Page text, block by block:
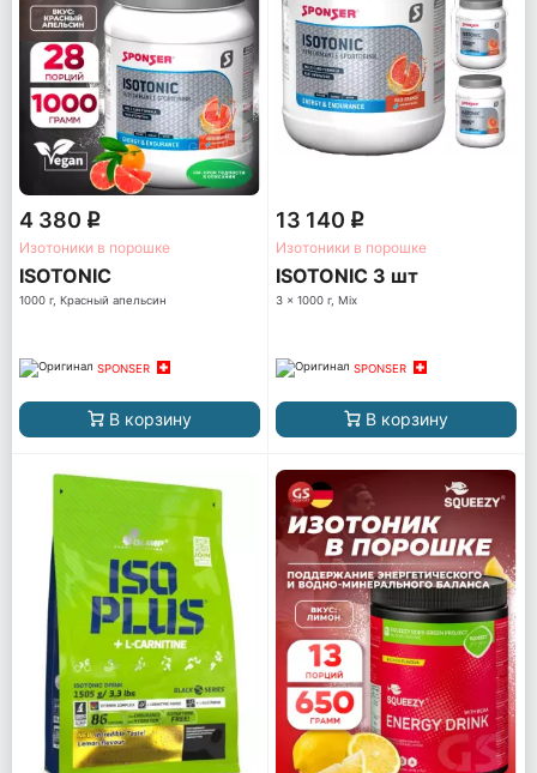
4 380 q
Изотоники в порошке
ISOTONIC
1000 г, Красный апельсин
SPONSER
В корзину
13 140 q
Изотоники в порошке
ISOTONIC 3 шт
3 x 1000 г, Mix
SPONSER
В корзину